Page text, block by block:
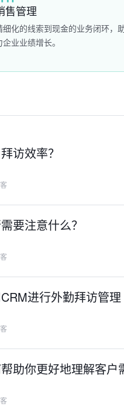
售管理
细化的线索到现金的业务闭环，
企业业绩增长。
访效率？
要注意什么？
进行外勤拜访管理
助你更好地理解客户